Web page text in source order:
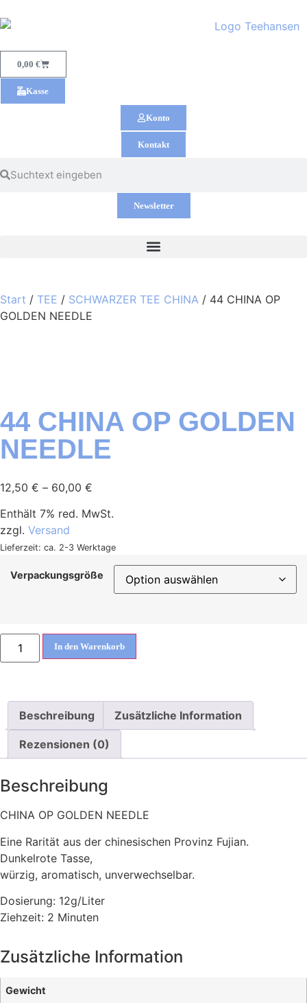
0,00 €
Kasse
Konto
Kontakt
Newsletter
Start / TEE / SCHWARZER TEE CHINA / 44 CHINA OP
GOLDEN NEEDLE
44 CHINA OP GOLDEN
NEEDLE
12,50 € – 60,00 €
Enthält 7% red. MwSt.
zzgl. Versand
Lieferzeit: ca. 2-3 Werktage
Verpackungsgröße
In den Warenkorb
Beschreibung Zusätzliche Information
Rezensionen (0)
Beschreibung
CHINA OP GOLDEN NEEDLE
Eine Rarität aus der chinesischen Provinz Fujian.
Dunkelrote Tasse,
würzig, aromatisch, unverwechselbar.
Dosierung: 12g/Liter
Ziehzeit: 2 Minuten
Zusätzliche Information
Gewicht